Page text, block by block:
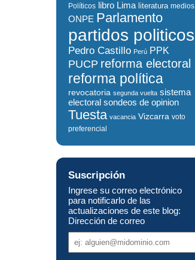
Políticos libro Lima literatura medios
ONPE Parlamento
partidos politicos
Pedro Castillo Perú PPK
PUCP reforma electoral
reforma política
revocatoria segunda vuelta sistema
electoral sondeos de opinion
Tuesta vacancia Vizcarra voto
preferencial
Suscripción
Ingrese su correo electrónico
para notificarlo de las
actualizaciones de este blog:
Dirección de correo
de